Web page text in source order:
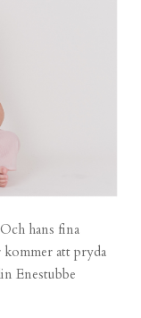
hans fina
kommer att pryda
Enestubbe